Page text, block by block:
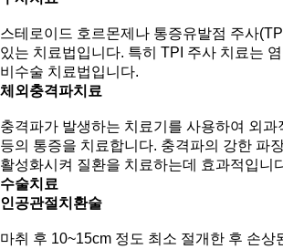
스테로이드 호르몬제나 통증유발점 주사
있는 치료법입니다. 특히 TPI 주사 치료는
비수술 치료법입니다.
체외충격파치료
충격파가 발생하는 치료기를 사용하여 외
등의 통증을 치료합니다. 충격파의 강한 파
활성화시켜 질환을 치료하는데 효과적입니
수술치료
인공관절치환술
마취 후 10~15cm 정도 최소 절개한 후 손